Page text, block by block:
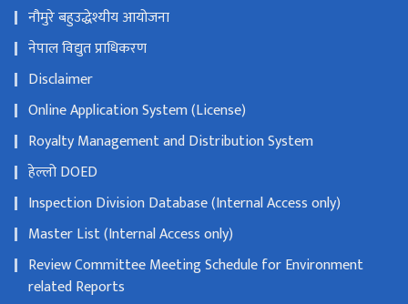
नौमुरे बहुउद्धेश्यीय आयोजना
नेपाल विद्युत प्राधिकरण
Disclaimer
Online Application System (License)
Royalty Management and Distribution System
हेल्लो DOED
Inspection Division Database (Internal Access only)
Master List (Internal Access only)
Review Committee Meeting Schedule for Environment
related Reports